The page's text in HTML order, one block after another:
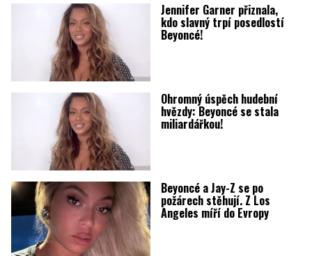
Jennifer Garner přiznala,
kdo slavný trpí posedlostí
Beyoncé!
Ohromný úspěch hudební
hvězdy: Beyoncé se stala
miliardářkou!
Beyoncé a Jay-Z se po
požárech stěhují. Z Los
Angeles míří do Evropy